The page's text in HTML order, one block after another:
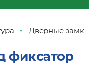
Дверные
фиксатор